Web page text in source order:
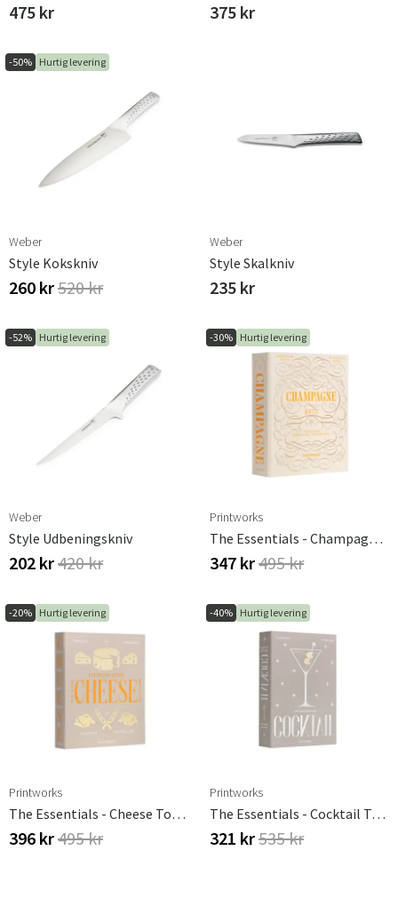
475 kr 375 kr
-50% Hurtig levering
Weber
Style Kokskniv
260 kr520 kr
Weber
Style Skalkniv
235 kr
-52% Hurtig levering
Weber
Style Udbeningskniv
202 kr420 kr
-30% Hurtig levering
Printworks
The Essentials - Champagne Tools
347 kr495 kr
-20% Hurtig levering
Printworks
The Essentials - Cheese Tools
396 kr495 kr
-40% Hurtig levering
Printworks
The Essentials - Cocktail Tools
321 kr535 kr